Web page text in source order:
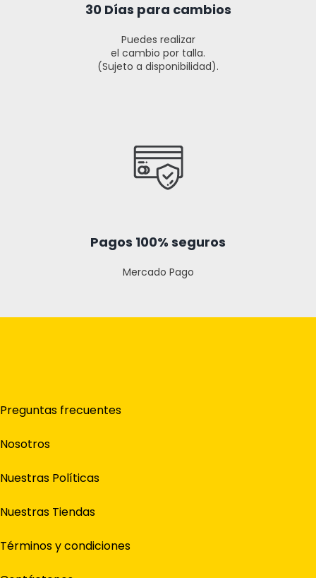
30 Días para cambios
Puedes realizar
el cambio por talla.
(Sujeto a disponibilidad).
Pagos 100% seguros
Mercado Pago
Preguntas frecuentes
Nosotros
Nuestras Políticas
Nuestras Tiendas
Términos y condiciones